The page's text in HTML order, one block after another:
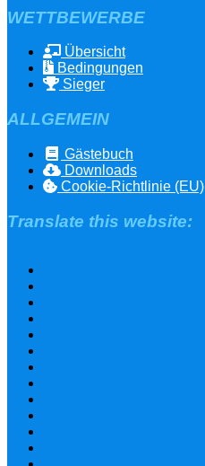
WETTBEWERBE
Übersicht
Bedingungen
Sieger
ALLGEMEIN
Gästebuch
Downloads
Cookie-Richtlinie (EU)
Translate this website: